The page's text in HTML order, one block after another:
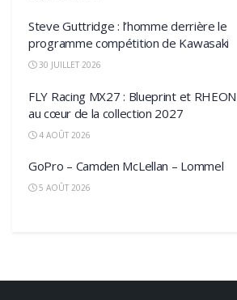
Steve Guttridge : l’homme derrière le
programme compétition de Kawasaki
30 JUILLET 2026
FLY Racing MX27 : Blueprint et RHEON
au cœur de la collection 2027
4 AOÛT 2026
GoPro – Camden McLellan – Lommel
5 AOÛT 2026